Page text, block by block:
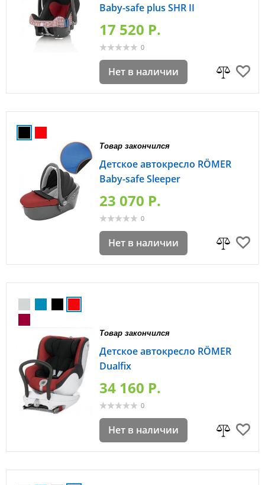
Baby-safe plus SHR II
17 520 P.
0
Нет в наличии
Товар закончился
Детское автокресло RÖMER
Baby-safe Sleeper
23 070 P.
0
Нет в наличии
Товар закончился
Детское автокресло RÖMER
Dualfix
34 160 P.
0
Нет в наличии